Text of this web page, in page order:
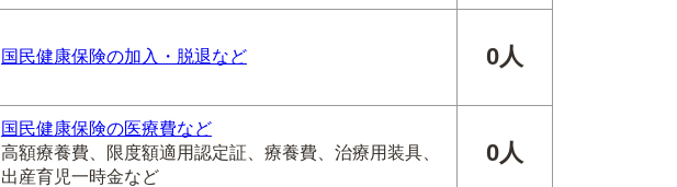
国民健康保険の加入・脱退など 0人
国民健康保険の医療費など
高額療養費、限度額適用認定証、療養費、治療用装具、
出産育児一時金など
0人